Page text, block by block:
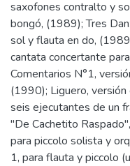
saxofones contralto y
bongó, (1989); Tres
sol y flauta en do,
cantata concertante
Comentarios N°1,
(1990); Liguero,
seis ejecutantes de un
"De Cachetito
para piccolo solista y
1, para flauta y piccolo